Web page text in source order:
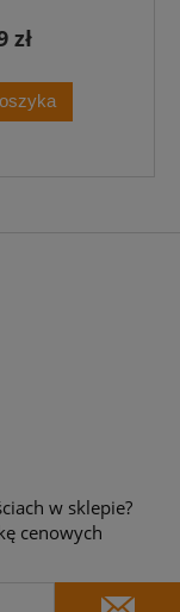
zł
w sklepie?
cenowych